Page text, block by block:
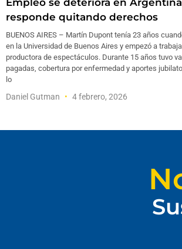
Empleo se deteriora en
responde quitando derechos
BUENOS AIRES – Martín Dupont tenía 23 años
en la Universidad de Buenos Aires y empezó a
productora de espectáculos. Durante 15 años tuvo
pagadas, cobertura por enfermedad y aportes
lo
Daniel Gutman 4 febrero, 2026